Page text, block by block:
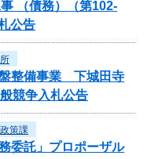
（債務）（第102-
公告
盤整備事業 下城田寺
競争入札公告
策課
委託」プロポーザル